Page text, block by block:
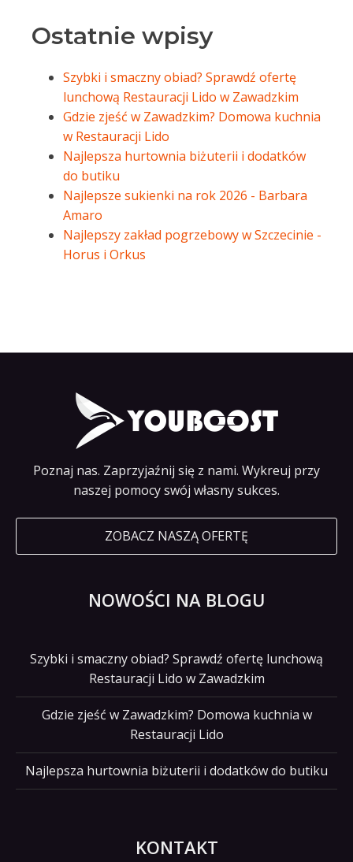
Ostatnie wpisy
Szybki i smaczny obiad? Sprawdź ofertę
lunchową Restauracji Lido w Zawadzkim
Gdzie zjeść w Zawadzkim? Domowa kuchnia
w Restauracji Lido
Najlepsza hurtownia biżuterii i dodatków
do butiku
Najlepsze sukienki na rok 2026 - Barbara
Amaro
Najlepszy zakład pogrzebowy w Szczecinie -
Horus i Orkus
Poznaj nas. Zaprzyjaźnij się z nami. Wykreuj przy
naszej pomocy swój własny sukces.
ZOBACZ NASZĄ OFERTĘ
NOWOŚCI NA BLOGU
Szybki i smaczny obiad? Sprawdź ofertę lunchową
Restauracji Lido w Zawadzkim
Gdzie zjeść w Zawadzkim? Domowa kuchnia w
Restauracji Lido
Najlepsza hurtownia biżuterii i dodatków do butiku
KONTAKT